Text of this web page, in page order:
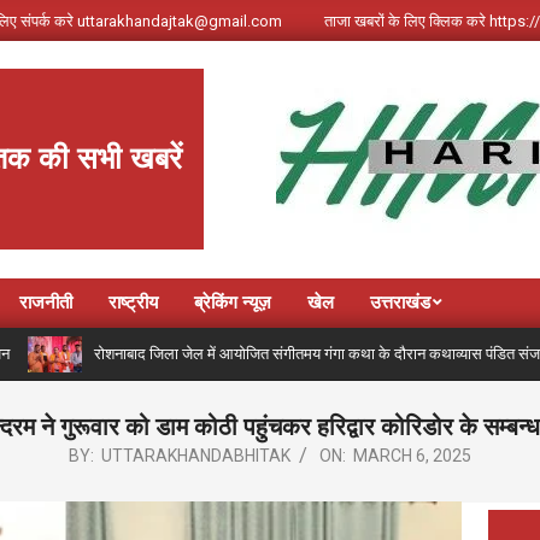
संपर्क करे uttarakhandajtak@gmail.com ताजा खबरों के लिए क्लिक करे
की सभी खबरें
राजनीती राष्ट्रीय ब्रेकिंग न्यूज़ खेल उत्तराखंड
रोशनाबाद जिला जेल में आयोजित संगीतमय गंगा कथा के दौरान कथाव्यास पंडित संजय कृष्ण ने गंगोत्री
ने गुरूवार को डाम कोठी पहुंचकर हरिद्वार कोरिडोर के
BY: UTTARAKHANDABHITAK ON: MARCH 6, 2025